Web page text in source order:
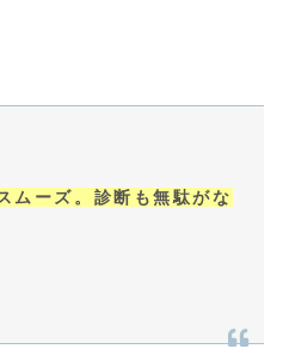
ムーズ。診断も無駄がな